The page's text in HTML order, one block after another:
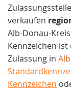
verkaufen
Alb-Donau-
Kennzeichen
Zulassung in
Kennzeichen